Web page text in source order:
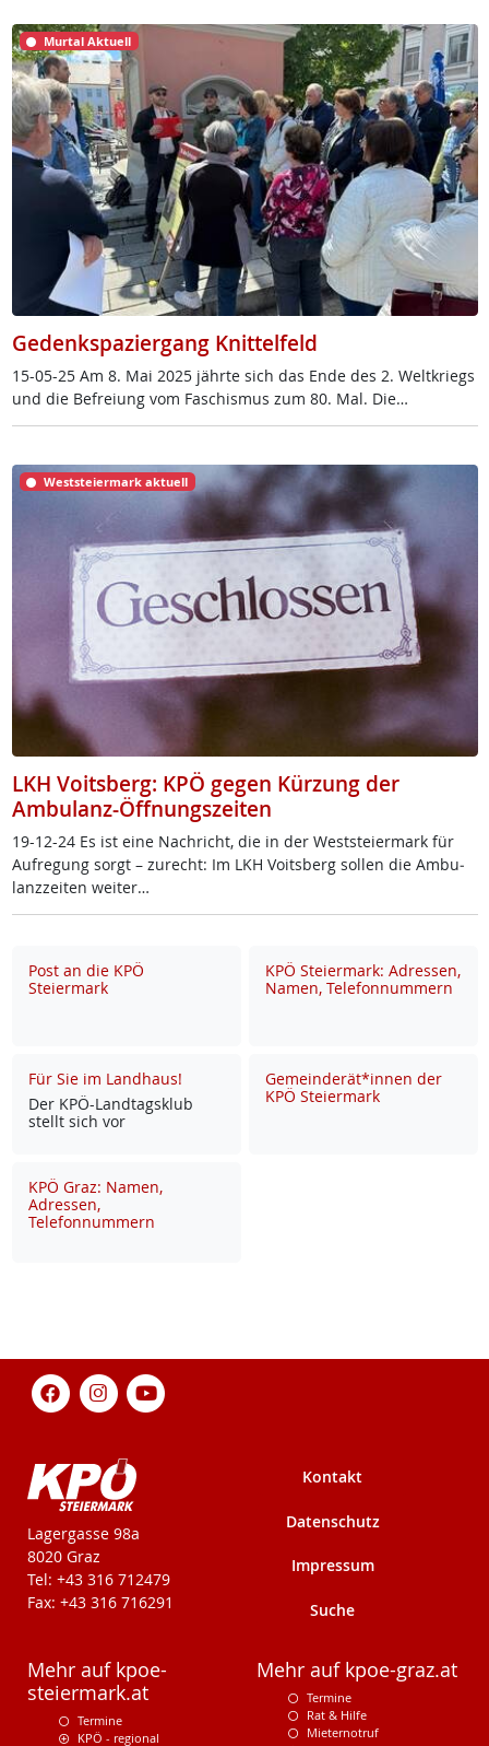
Murtal Aktuell
Gedenkspaziergang Knittelfeld
15-05-25 Am 8. Mai 2025 jähr­te sich das En­de des 2. Welt­kriegs
und die Be­f­rei­ung vom Fa­schis­mus zum 80. Mal. Die…
Weststeiermark aktuell
LKH Voitsberg: KPÖ gegen Kürzung der
Ambulanz-Öffnungszeiten
19-12-24 Es ist ei­ne Nach­richt, die in der West­s­tei­er­mark für
Auf­re­gung sorgt – zu­recht: Im LKH Voits­berg sol­len die Am­bu­
lanz­zei­ten wei­ter…
Post an die KPÖ
Steiermark
KPÖ Steiermark: Adressen,
Namen, Telefonnummern
Für Sie im Landhaus!
Der KPÖ-Land­tags­klub
stellt sich vor
Gemeinderät*innen der
KPÖ Steiermark
KPÖ Graz: Namen,
Adressen,
Telefonnummern
KPÖ-Steiermark
Lagergasse 98a
8020 Graz
Tel: +43 316 712479
Fax: +43 316 716291
Kontakt
Datenschutz
Impressum
Suche
Mehr auf kpoe-
steiermark.at
Termine
KPÖ - regional
Mehr auf kpoe-graz.at
Termine
Rat & Hilfe
Mieternotruf